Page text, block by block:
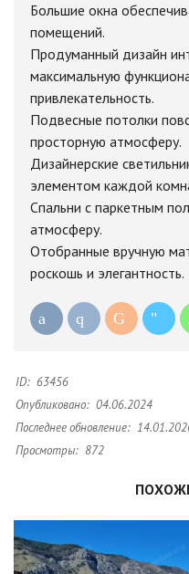
Большие окна
помещений.
Продуманный дизайн
максимальную
привлекательность.
Подвесные потолки
просторную атмосферу.
Дизайнерские
элементом каждой
Спальни с паркетным
атмосферу.
Отобранные вручную
роскошь и элегантность.
ID: 63456
Опубликовано: 04.06.2024
Последнее обновление:
Просмотры: 872